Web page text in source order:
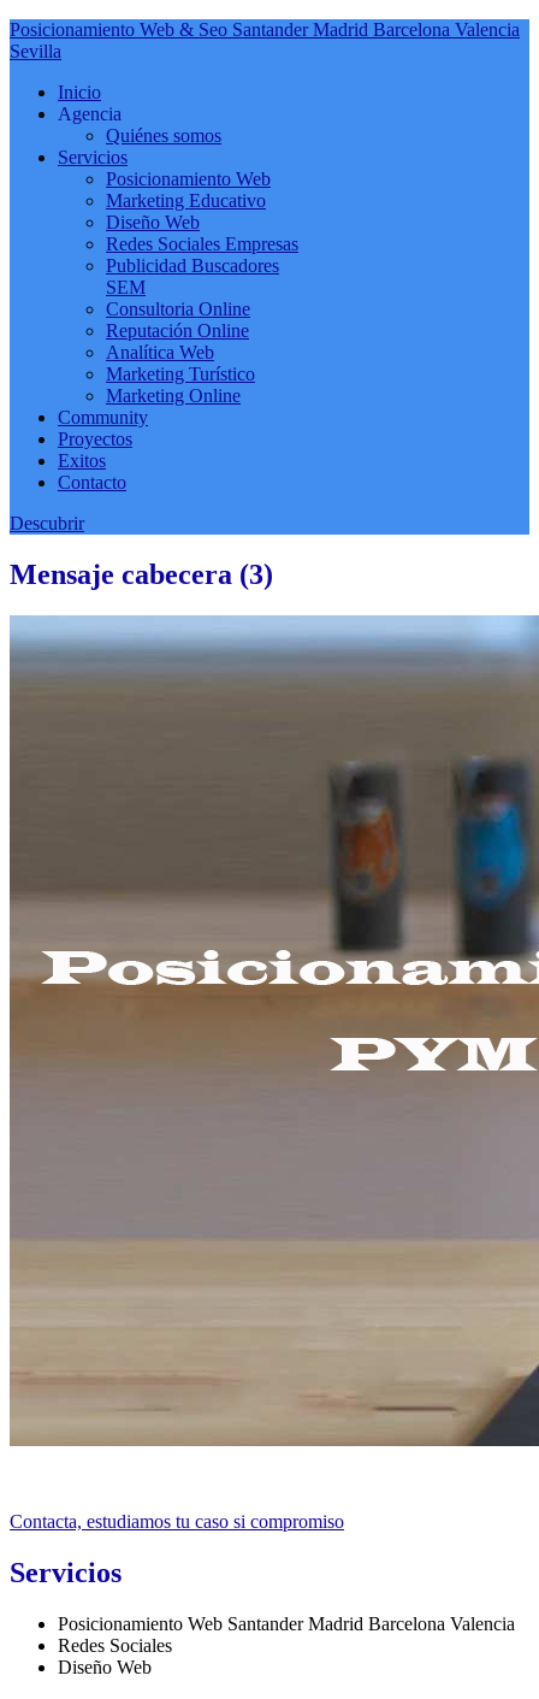
Posicionamiento Web & Seo Santander Madrid Barcelona Valencia
Sevilla
Inicio
Agencia
Quiénes somos
Servicios
Posicionamiento Web
Marketing Educativo
Diseño Web
Redes Sociales Empresas
Publicidad Buscadores
SEM
Consultoria Online
Reputación Online
Analítica Web
Marketing Turístico
Marketing Online
Community
Proyectos
Exitos
Contacto
Descubrir
Mensaje cabecera (3)
Contacta, estudiamos tu caso si compromiso
Servicios
Posicionamiento Web Santander Madrid Barcelona Valencia
Redes Sociales
Diseño Web